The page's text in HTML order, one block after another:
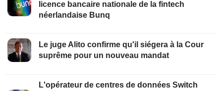
licence bancaire nationale de la fintech
néerlandaise Bunq
Le juge Alito confirme qu'il siégera à la Cour
suprême pour un nouveau mandat
L'opérateur de centres de données Switch